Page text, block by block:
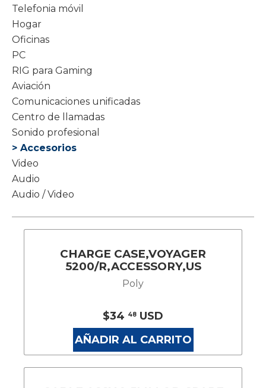
Telefonia móvil
Hogar
Oficinas
PC
RIG para Gaming
Aviación
Comunicaciones unificadas
Centro de llamadas
Sonido profesional
> Accesorios
Video
Audio
Audio / Video
CHARGE CASE,VOYAGER
5200/R,ACCESSORY,US
Poly
$34 48 USD
AÑADIR AL CARRITO